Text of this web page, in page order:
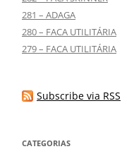
281 – ADAGA
280 – FACA UTILITÁRIA
279 – FACA UTILITÁRIA
Subscribe via RSS
CATEGORIAS